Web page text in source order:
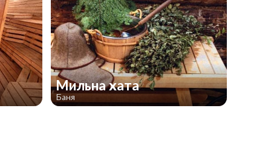
Мильна хата
Баня